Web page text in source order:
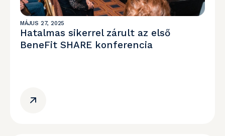
MÁJUS 27, 2025
Hatalmas sikerrel zárult az első
BeneFit SHARE konferencia